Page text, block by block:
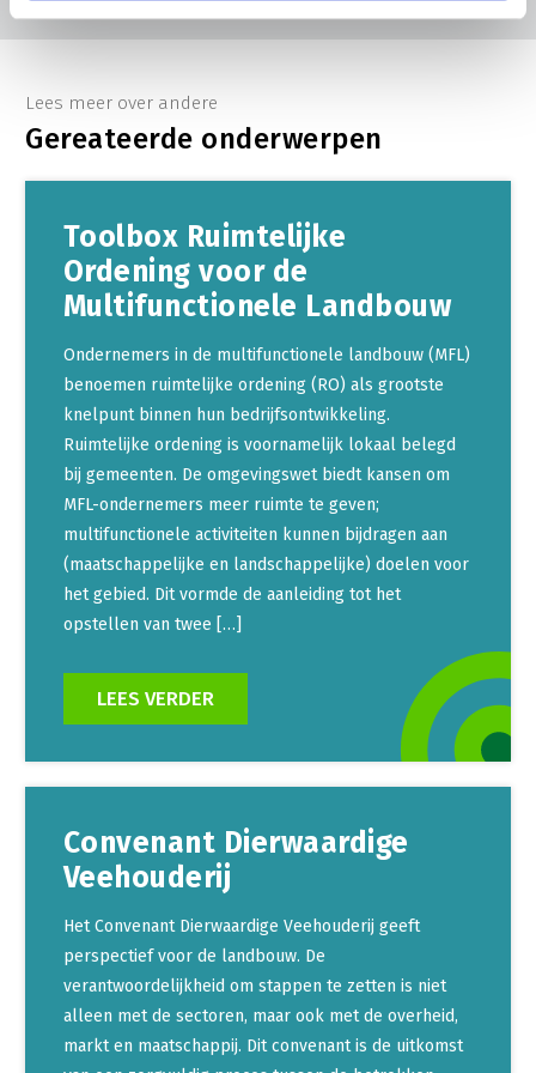
Lees meer over andere
Gereateerde onderwerpen
Toolbox Ruimtelijke
Ordening voor de
Multifunctionele Landbouw
Ondernemers in de multifunctionele landbouw (MFL)
benoemen ruimtelijke ordening (RO) als grootste
knelpunt binnen hun bedrijfsontwikkeling.
Ruimtelijke ordening is voornamelijk lokaal belegd
bij gemeenten. De omgevingswet biedt kansen om
MFL-ondernemers meer ruimte te geven;
multifunctionele activiteiten kunnen bijdragen aan
(maatschappelijke en landschappelijke) doelen voor
het gebied. Dit vormde de aanleiding tot het
opstellen van twee […]
LEES VERDER
Convenant Dierwaardige
Veehouderij
Het Convenant Dierwaardige Veehouderij geeft
perspectief voor de landbouw. De
verantwoordelijkheid om stappen te zetten is niet
alleen met de sectoren, maar ook met de overheid,
markt en maatschappij. Dit convenant is de uitkomst